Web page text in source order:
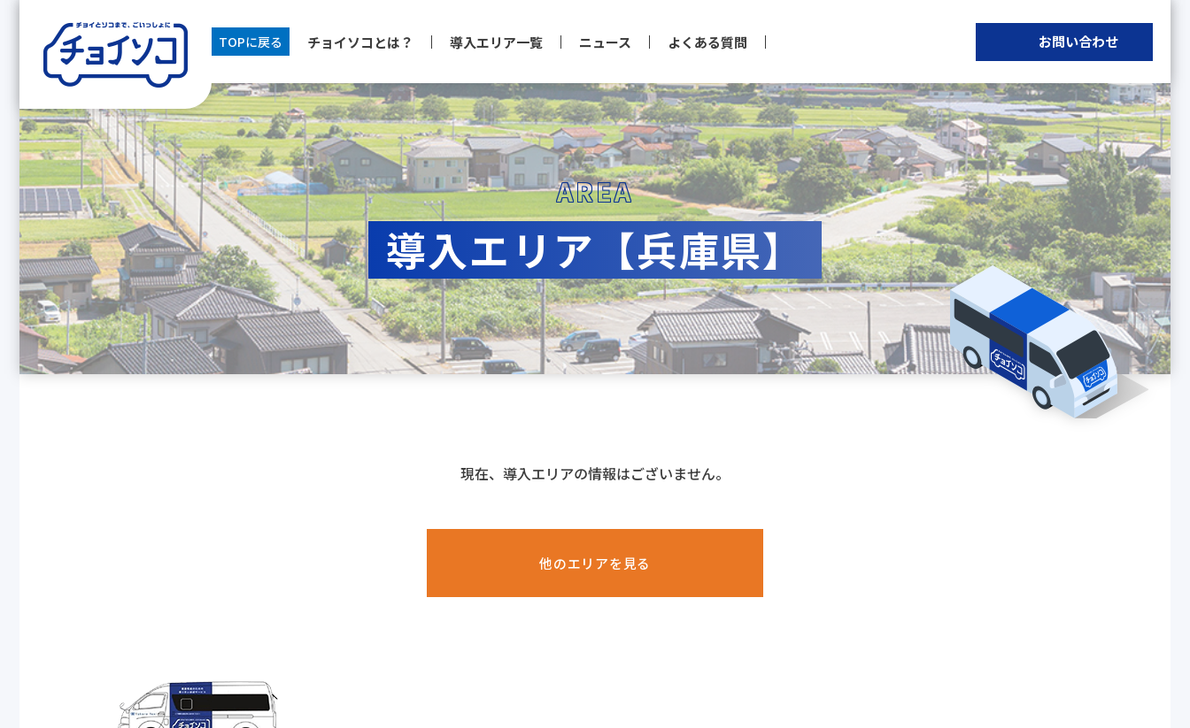
TOPに戻る チョイソコとは？ 導入エリア一覧 ニュース よくある質問 お問い合わせ
AREA
導入エリア【兵庫県】
現在、導入エリアの情報はございません。
他のエリアを見る